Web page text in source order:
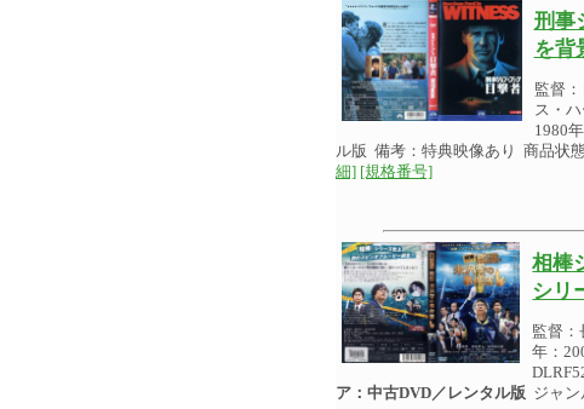
刑事
を背
監督
ス・
1980
ル版 備考：特典映像あり 商品状
細] [規格番号]
相棒
シリ
監督
年：
ア：中古DVD／レンタル版 ジャン